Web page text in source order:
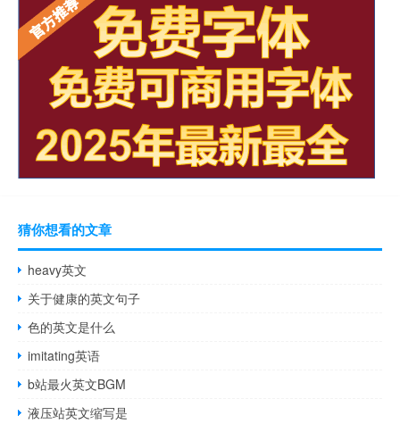
猜你想看的文章
heavy英文
关于健康的英文句子
色的英文是什么
imitating英语
b站最火英文BGM
液压站英文缩写是